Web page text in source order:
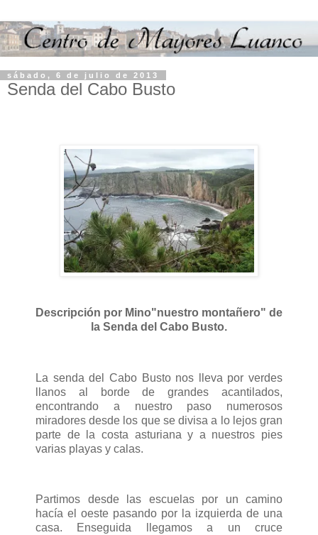
sábado, 6 de julio de 2013
Senda del Cabo Busto
Descripción por Mino"nuestro montañero" de
la Senda del Cabo Busto.
La senda del Cabo Busto nos lleva por verdes
llanos al borde de grandes acantilados,
encontrando a nuestro paso numerosos
miradores desde los que se divisa a lo lejos gran
parte de la costa asturiana y a nuestros pies
varias playas y calas.
Partimos desde las escuelas por un camino
hacía el oeste pasando por la izquierda de una
casa. Enseguida llegamos a un cruce